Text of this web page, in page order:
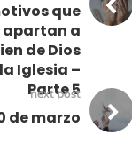
que
apartan a
de Dios
Iglesia –
Parte 5
next post
de marzo